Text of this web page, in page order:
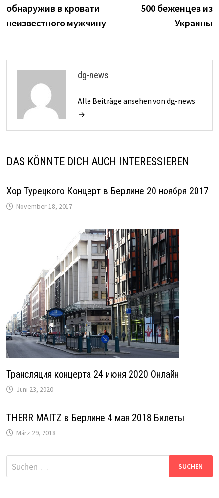
обнаружив в кровати
неизвестного мужчину
500 беженцев из
Украины
dg-news
Alle Beiträge ansehen von dg-news
→
DAS KÖNNTE DICH AUCH INTERESSIEREN
Хор Турецкого Концерт в Берлине 20 ноября 2017
November 18, 2017
Трансляция концерта 24 июня 2020 Онлайн
Juni 23, 2020
THERR MAITZ в Берлине 4 мая 2018 Билеты
März 29, 2018
Suche
nach: